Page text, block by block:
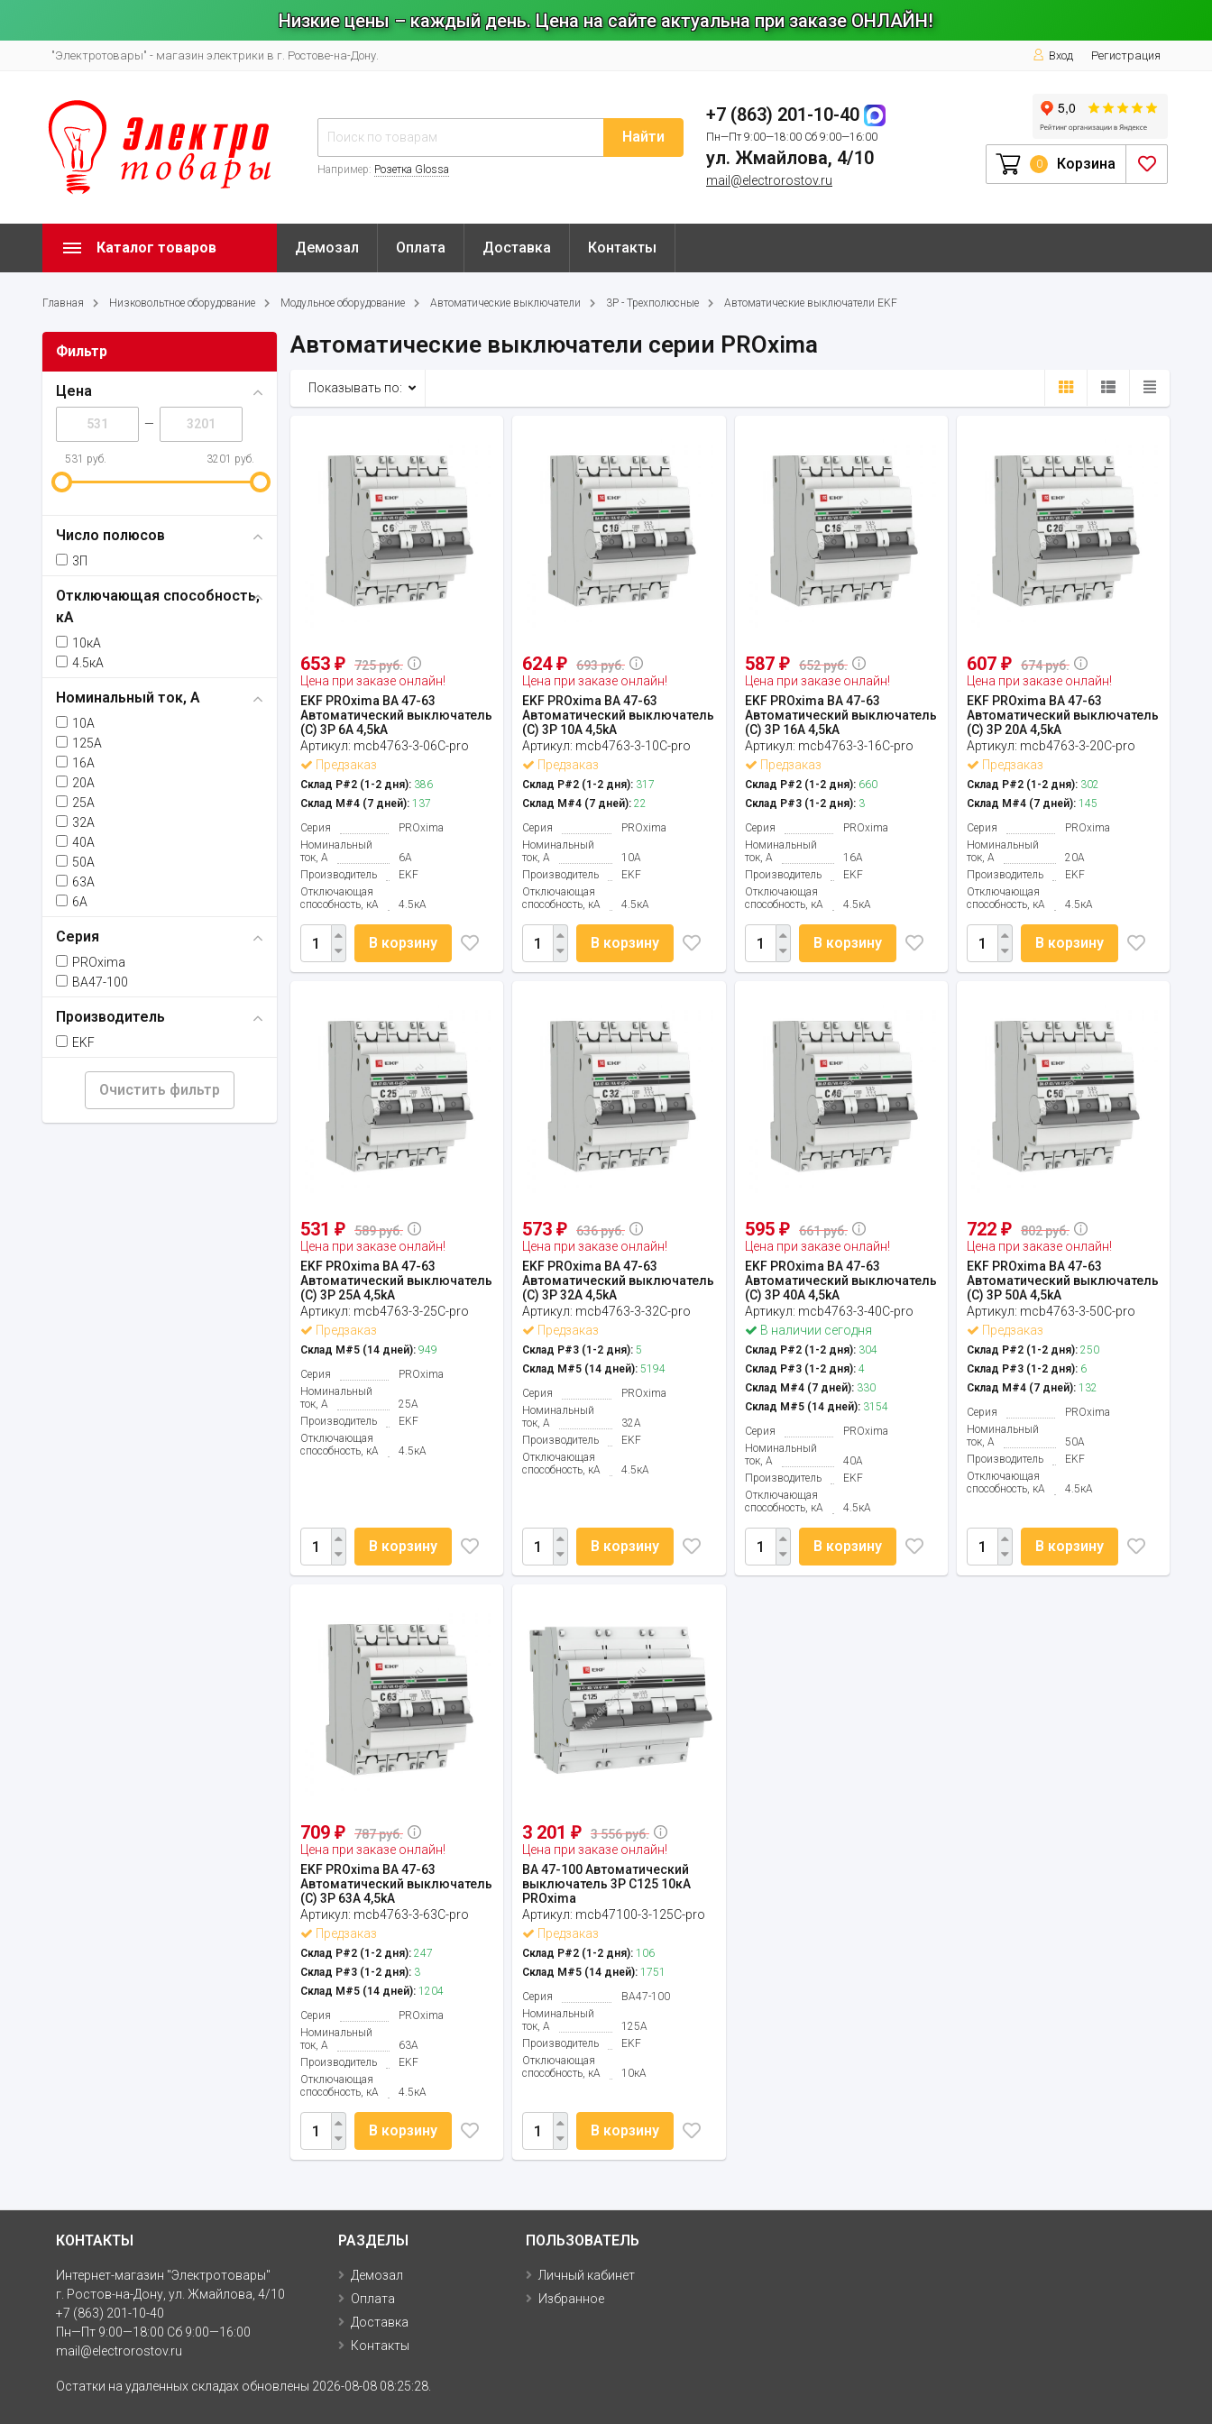
Низкие цены – каждый день. Цена на сайте актуальна при заказе ОНЛАЙН!
"Электротовары" - магазин электрики в г. Ростове-на-Дону. Вход Регистрация
Найти
Например: Розетка Glossa
+7 (863) 201-10-40
Пн—Пт 9:00—18:00 Сб 9:00—16:00
ул. Жмайлова, 4/10
mail@electrorostov.ru
0 Корзина
Каталог товаров Демозал Оплата Доставка Контакты
Главная Низковольтное оборудование Модульное оборудование Автоматические выключатели 3P - Трехполюсные Автоматические выключатели EKF
Фильтр
Цена
—
531 руб. 3201 руб.
Число полюсов
3П
Отключающая способность,
кА
10кА
4.5кА
Номинальный ток, А
10А
125А
16А
20А
25А
32А
40А
50А
63А
6А
Серия
PROxima
ВА47-100
Производитель
EKF
Очистить фильтр
Автоматические выключатели серии PROxima
Показывать по:
653 ₽
725 руб.
Цена при заказе онлайн!
EKF PROxima ВА 47-63
Автоматический выключатель
(С) 3P 6А 4,5kA
Артикул: mcb4763-3-06C-pro
Предзаказ
Склад Р#2 (1-2 дня): 386
Склад М#4 (7 дней): 137
Серия
PROxima
Номинальный
ток, А
6А
Производитель
EKF
Отключающая
способность, кА
4.5кА
В корзину
624₽
693 руб.
Цена при заказе онлайн!
EKF PROxima ВА 47-63
Автоматический выключатель
(С) 3P 10А 4,5kA
Артикул: mcb4763-3-10C-pro
Предзаказ
Склад Р#2 (1-2 дня): 317
Склад М#4 (7 дней): 22
Серия
PROxima
Номинальный
ток, А
10А
Производитель
EKF
Отключающая
способность, кА
4.5кА
В корзину
587 ₽
652 руб.
Цена при заказе онлайн!
EKF PROxima ВА 47-63
Автоматический выключатель
(С) 3P 16А 4,5kA
Артикул: mcb4763-3-16C-pro
Предзаказ
Склад Р#2 (1-2 дня): 660
Склад Р#3 (1-2 дня): 3
Серия
PROxima
Номинальный
ток, А
16А
Производитель
EKF
Отключающая
способность, кА
4.5кА
В корзину
607 ₽
674 руб.
Цена при заказе онлайн!
EKF PROxima ВА 47-63
Автоматический выключатель
(С) 3P 20А 4,5kA
Артикул: mcb4763-3-20C-pro
Предзаказ
Склад Р#2 (1-2 дня): 302
Склад М#4 (7 дней): 145
Серия
PROxima
Номинальный
ток, А
20А
Производитель
EKF
Отключающая
способность, кА
4.5кА
В корзину
531 ₽
589 руб.
Цена при заказе онлайн!
EKF PROxima ВА 47-63
Автоматический выключатель
(С) 3P 25А 4,5kA
Артикул: mcb4763-3-25C-pro
Предзаказ
Склад М#5 (14 дней): 949
Серия
PROxima
Номинальный
ток, А
25А
Производитель
EKF
Отключающая
способность, кА
4.5кА
В корзину
573₽
636 руб.
Цена при заказе онлайн!
EKF PROxima ВА 47-63
Автоматический выключатель
(С) 3P 32А 4,5kA
Артикул: mcb4763-3-32C-pro
Предзаказ
Склад Р#3 (1-2 дня): 5
Склад М#5 (14 дней): 5194
Серия
PROxima
Номинальный
ток, А
32А
Производитель
EKF
Отключающая
способность, кА
4.5кА
В корзину
595 ₽
661 руб.
Цена при заказе онлайн!
EKF PROxima ВА 47-63
Автоматический выключатель
(С) 3P 40А 4,5kA
Артикул: mcb4763-3-40C-pro
В наличии сегодня
Склад Р#2 (1-2 дня): 304
Склад Р#3 (1-2 дня): 4
Склад М#4 (7 дней): 330
Склад М#5 (14 дней): 3154
Серия
PROxima
Номинальный
ток, А
40А
Производитель
EKF
Отключающая
способность, кА
4.5кА
В корзину
722 ₽
802 руб.
Цена при заказе онлайн!
EKF PROxima ВА 47-63
Автоматический выключатель
(С) 3P 50А 4,5kA
Артикул: mcb4763-3-50C-pro
Предзаказ
Склад Р#2 (1-2 дня): 250
Склад Р#3 (1-2 дня): 6
Склад М#4 (7 дней): 132
Серия
PROxima
Номинальный
ток, А
50А
Производитель
EKF
Отключающая
способность, кА
4.5кА
В корзину
709 ₽
787 руб.
Цена при заказе онлайн!
EKF PROxima ВА 47-63
Автоматический выключатель
(С) 3P 63А 4,5kA
Артикул: mcb4763-3-63C-pro
Предзаказ
Склад Р#2 (1-2 дня): 247
Склад Р#3 (1-2 дня): 3
Склад М#5 (14 дней): 1204
Серия
PROxima
Номинальный
ток, А
63А
Производитель
EKF
Отключающая
способность, кА
4.5кА
В корзину
3 201₽
3 556 руб.
Цена при заказе онлайн!
ВА 47-100 Автоматический
выключатель 3Р C125 10кА
PROxima
Артикул: mcb47100-3-125C-pro
Предзаказ
Склад Р#2 (1-2 дня): 106
Склад М#5 (14 дней): 1751
Серия
ВА47-100
Номинальный
ток, А
125А
Производитель
EKF
Отключающая
способность, кА
10кА
В корзину
КОНТАКТЫ
Интернет-магазин "Электротовары"
г. Ростов-на-Дону, ул. Жмайлова, 4/10
+7 (863) 201-10-40
Пн—Пт 9:00—18:00 Сб 9:00—16:00
mail@electrorostov.ru
РАЗДЕЛЫ
Демозал
Оплата
Доставка
Контакты
ПОЛЬЗОВАТЕЛЬ
Личный кабинет
Избранное
Остатки на удаленных складах обновлены 2026-08-08 08:25:28.